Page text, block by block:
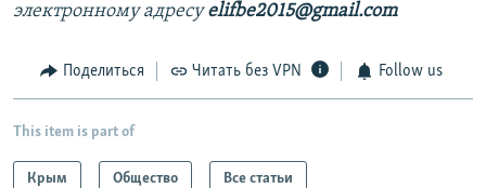
электронному адресуelifbe2015@gmail.com
Поделиться Читать без VPN Follow us
This item is part of
Крым Общество Все статьи